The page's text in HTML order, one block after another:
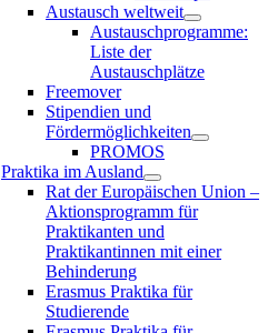
Austausch weltweit
Austauschprogramme:
Liste der
Austauschplätze
Freemover
Stipendien und
Fördermöglichkeiten
PROMOS
Praktika im Ausland
Rat der Europäischen Union –
Aktionsprogramm für
Praktikanten und
Praktikantinnen mit einer
Behinderung
Erasmus Praktika für
Studierende